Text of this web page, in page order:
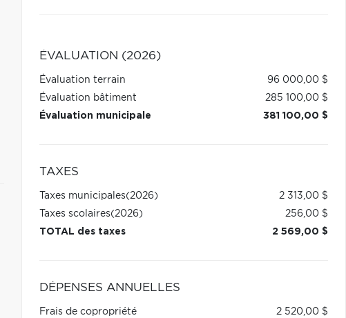
ÉVALUATION (2026)
Évaluation terrain
96 000,00 $
Évaluation bâtiment
285 100,00 $
Évaluation municipale
381 100,00 $
TAXES
Taxes municipales(2026)
2 313,00 $
Taxes scolaires(2026)
256,00 $
TOTAL des taxes
2 569,00 $
DÉPENSES ANNUELLES
Frais de copropriété
2 520,00 $